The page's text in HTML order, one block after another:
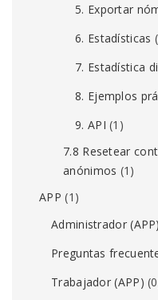
5. Exportar
6. Estadísticas
7. Estadística
8. Ejemplos
9. API (1)
7.8 Resetear
anónimos (1)
APP (1)
Administrador (APP)
Preguntas
Trabajador (APP)